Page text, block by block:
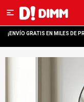

¡ENVÍO GRATIS EN MILES DE